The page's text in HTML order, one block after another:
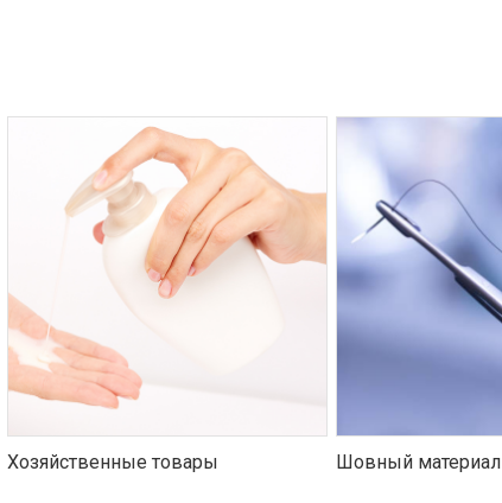
Хозяйственные товары Шовный материал